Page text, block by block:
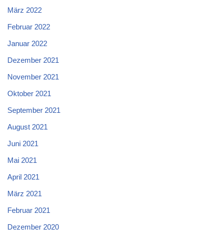
März 2022
Februar 2022
Januar 2022
Dezember 2021
November 2021
Oktober 2021
September 2021
August 2021
Juni 2021
Mai 2021
April 2021
März 2021
Februar 2021
Dezember 2020